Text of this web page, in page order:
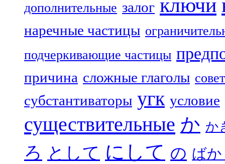
дополнительные залог ключи
наречные частицы
подчеркивающие частицы
причина сложные глаголы совет
субстантиваторы угк условие
существительные か か
ろ として にして の ば